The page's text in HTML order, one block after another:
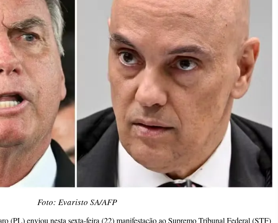
Foto: Evaristo SA/AFP
(PL) enviou nesta sexta-feira (22) manifestação ao Supremo Tribunal Federal (STF)